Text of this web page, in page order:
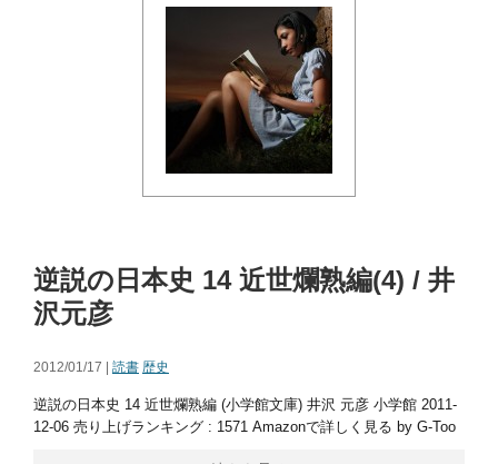
逆説の日本史 14 近世爛熟編(4) / 井
沢元彦
2012/01/17 | 読書 歴史
逆説の日本史 14 近世爛熟編 (小学館文庫) 井沢 元彦 小学館 2011-
12-06 売り上げランキング : 1571 Amazonで詳しく見る by G-Too